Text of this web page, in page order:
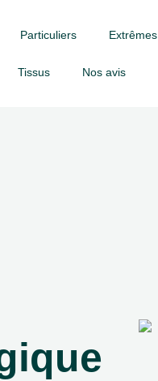
Particuliers Extrêmes
Tissus Nos avis